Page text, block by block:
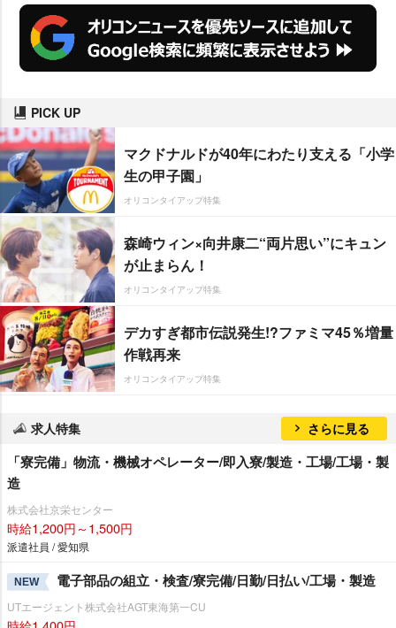
PICK UP
マクドナルドが40年にわたり支える「小学
生の甲子園」
オリコンタイアップ特集
森崎ウィン×向井康二“両片思い”にキュン
が止まらん！
オリコンタイアップ特集
デカすぎ都市伝説発生!?ファミマ45％増量
作戦再来
オリコンタイアップ特集
求人特集 さらに見る
「寮完備」物流・機械オペレーター/即入寮/製造・工場/工場・製
造
株式会社京栄センター
時給1,200円～1,500円
派遣社員 / 愛知県
NEW 電子部品の組立・検査/寮完備/日勤/日払い/工場・製造
UTエージェント株式会社AGT東海第一CU